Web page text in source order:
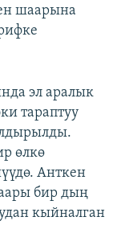
шаарына
эл аралык
тараптуу
өлкө
Анткен
бир дың
кыйналган